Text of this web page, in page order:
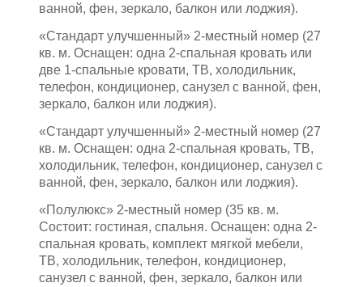
ванной, фен, зеркало, балкон или лоджия).
«Стандарт улучшенный» 2-местный номер (27
кв. м. Оснащен: одна 2-спальная кровать или
две 1-спальные кровати, ТВ, холодильник,
телефон, кондиционер, санузел с ванной, фен,
зеркало, балкон или лоджия).
«Стандарт улучшенный» 2-местный номер (27
кв. м. Оснащен: одна 2-спальная кровать, ТВ,
холодильник, телефон, кондиционер, санузел с
ванной, фен, зеркало, балкон или лоджия).
«Полулюкс» 2-местный номер (35 кв. м.
Состоит: гостиная, спальня. Оснащен: одна 2-
спальная кровать, комплект мягкой мебели,
ТВ, холодильник, телефон, кондиционер,
санузел с ванной, фен, зеркало, балкон или